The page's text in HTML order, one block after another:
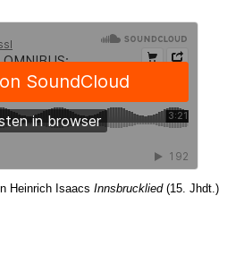
Heinrich Isaacs Innsbrucklied(15. Jhdt.)